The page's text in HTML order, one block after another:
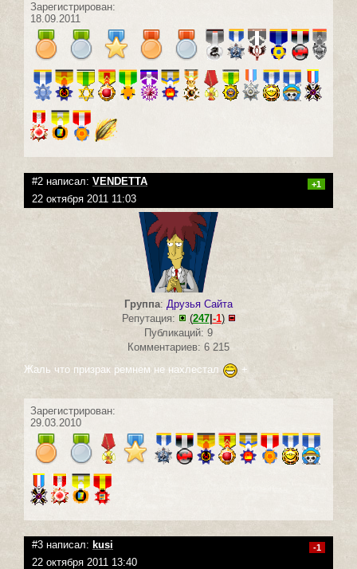
Зарегистрирован:
18.09.2011
#2 написал: VENDETTA +1
22 октября 2011 11:03
Группа: Друзья Сайта
Репутация:
(247| -1)
Публикаций: 9
Комментариев: 6 215
Жаль что призрак ремнем не нахлестал
+
Зарегистрирован:
29.03.2010
#3 написал: kusi -1
22 октября 2011 13:40